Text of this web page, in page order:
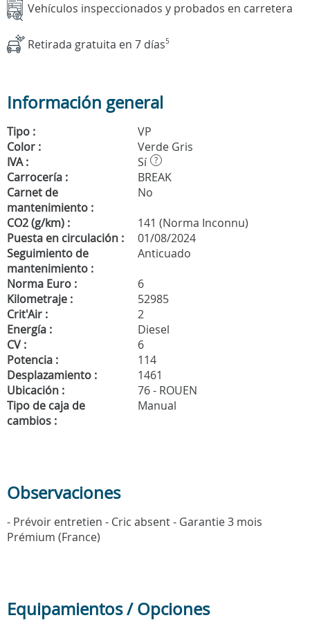
Vehículos inspeccionados y probados en carretera
Retirada gratuita en 7 días5
Información general
Tipo :
VP
Color :
Verde Gris
IVA :
Sí ?
Carrocería :
BREAK
Carnet de
mantenimiento :
No
CO2 (g/km) :
141 (Norma Inconnu)
Puesta en circulación :
01/08/2024
Seguimiento de
mantenimiento :
Anticuado
Norma Euro :
6
Kilometraje :
52985
Crit'Air :
2
Energía :
Diesel
CV :
6
Potencia :
114
Desplazamiento :
1461
Ubicación :
76 - ROUEN
Tipo de caja de
cambios :
Manual
Observaciones
- Prévoir entretien - Cric absent - Garantie 3 mois
Prémium (France)
Equipamientos / Opciones